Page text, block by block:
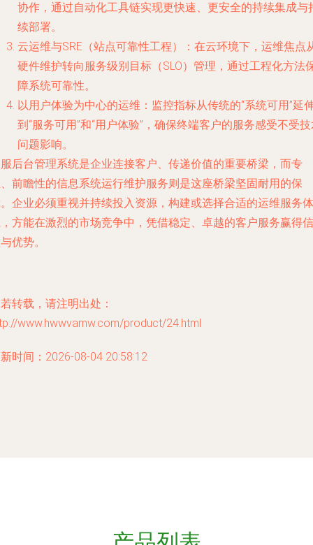
协作，通过自动化工具链实现更快速、更安全的持续集成与
续部署。
云运维与SRE（站点可靠性工程）：在云环境下，运维焦点
硬件维护转向服务级别目标（SLO）管理，通过工程化方法
障系统可靠性。
以用户体验为中心的运维：监控指标从传统的“系统可用”延
到“服务可用”和“用户体验”，确保终端客户的服务感受不受
问题影响。
后台管理系统是企业连接客户、传递价值的重要桥梁，而专
前瞻性的信息系统运行维护服务则是这座桥梁坚固耐用的保
企业必须重视并持续投入资源，构建或选择合适的运维服务体
方能在激烈的市场竞争中，凭借稳定、卓越的客户服务赢得信
优势。
转载，请注明出处：
www.hwwvamw.com/product/24.html
时间：2026-08-04 20:58:12